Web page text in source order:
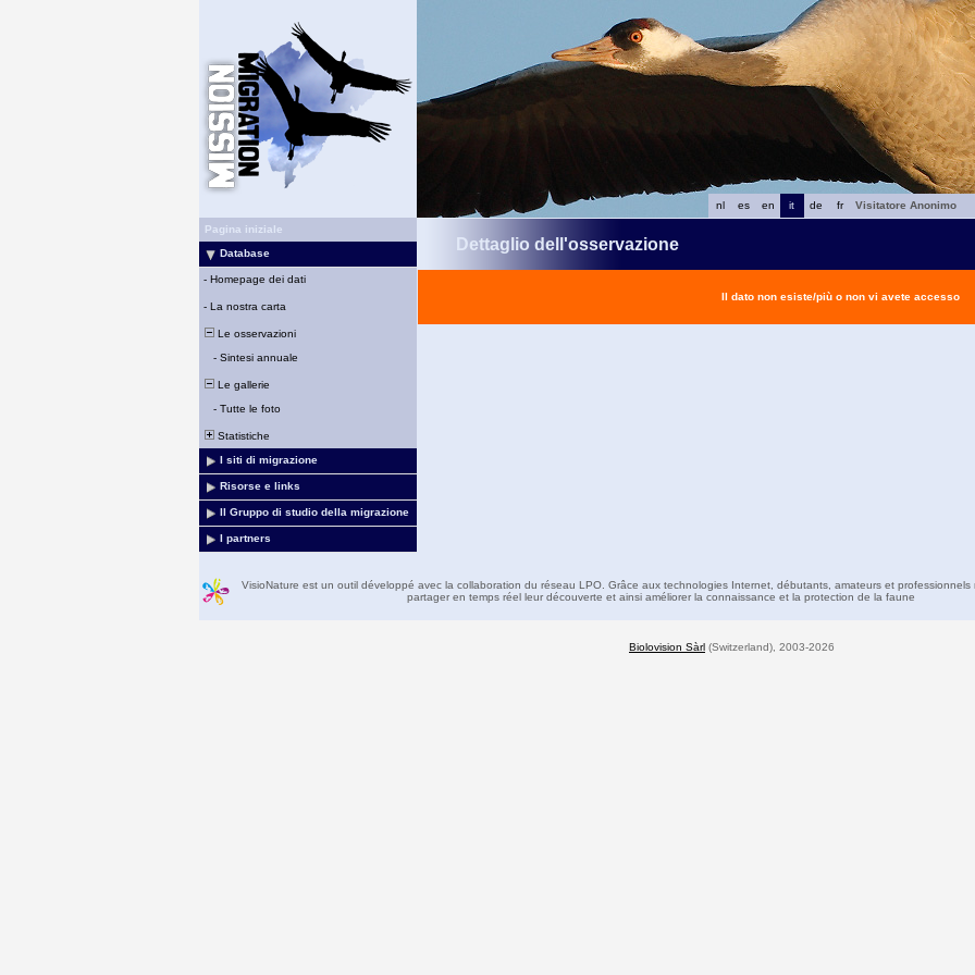
fr
de
it
en
es
nl
Visitatore Anonimo
Pagina iniziale
Database
- Homepage dei dati
- La nostra carta
Le osservazioni
- Sintesi annuale
Le gallerie
- Tutte le foto
Statistiche
I siti di migrazione
Risorse e links
Il Gruppo di studio della migrazione
I partners
Dettaglio dell'osservazione
Il dato non esiste/più o non vi avete accesso
VisioNature est un outil développé avec la collaboration du réseau LPO. Grâce aux technologies Internet, débutants, amateurs et professionnels
partager en temps réel leur découverte et ainsi améliorer la connaissance et la protection de la faune
Biolovision Sàrl (Switzerland), 2003-2026